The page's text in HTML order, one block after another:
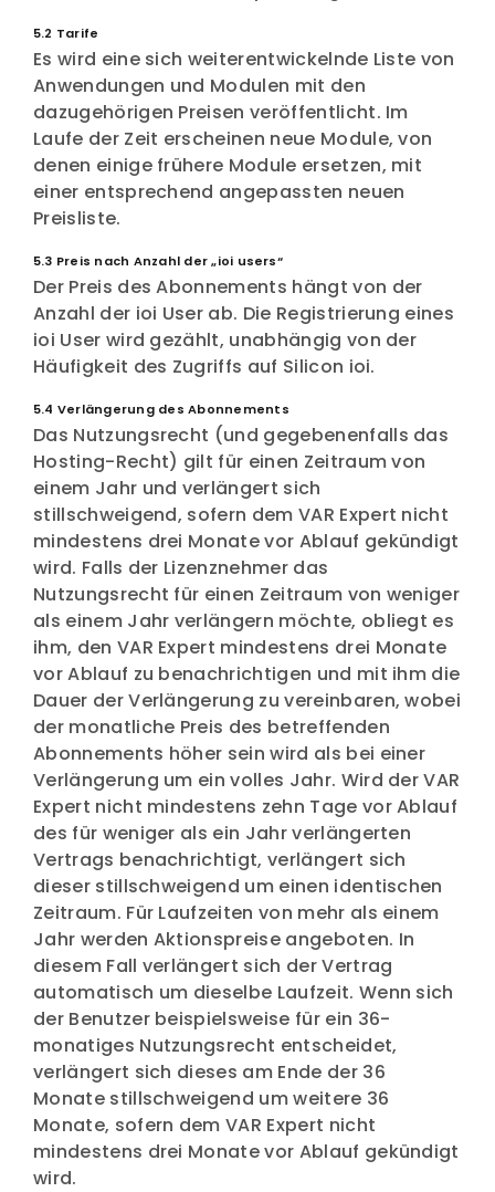
5.2 Tarife
Es wird eine sich weiterentwickelnde Liste von
Anwendungen und Modulen mit den
dazugehörigen Preisen veröffentlicht. Im
Laufe der Zeit erscheinen neue Module, von
denen einige frühere Module ersetzen, mit
einer entsprechend angepassten neuen
Preisliste.
5.3 Preis nach Anzahl der „ioi users“
Der Preis des Abonnements hängt von der
Anzahl der ioi User ab. Die Registrierung eines
ioi User wird gezählt, unabhängig von der
Häufigkeit des Zugriffs auf Silicon ioi.
5.4 Verlängerung des Abonnements
Das Nutzungsrecht (und gegebenenfalls das
Hosting-Recht) gilt für einen Zeitraum von
einem Jahr und verlängert sich
stillschweigend, sofern dem VAR Expert nicht
mindestens drei Monate vor Ablauf gekündigt
wird. Falls der Lizenznehmer das
Nutzungsrecht für einen Zeitraum von weniger
als einem Jahr verlängern möchte, obliegt es
ihm, den VAR Expert mindestens drei Monate
vor Ablauf zu benachrichtigen und mit ihm die
Dauer der Verlängerung zu vereinbaren, wobei
der monatliche Preis des betreffenden
Abonnements höher sein wird als bei einer
Verlängerung um ein volles Jahr. Wird der VAR
Expert nicht mindestens zehn Tage vor Ablauf
des für weniger als ein Jahr verlängerten
Vertrags benachrichtigt, verlängert sich
dieser stillschweigend um einen identischen
Zeitraum. Für Laufzeiten von mehr als einem
Jahr werden Aktionspreise angeboten. In
diesem Fall verlängert sich der Vertrag
automatisch um dieselbe Laufzeit. Wenn sich
der Benutzer beispielsweise für ein 36-
monatiges Nutzungsrecht entscheidet,
verlängert sich dieses am Ende der 36
Monate stillschweigend um weitere 36
Monate, sofern dem VAR Expert nicht
mindestens drei Monate vor Ablauf gekündigt
wird.